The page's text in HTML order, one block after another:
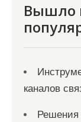
Вышло
каналов
Решения